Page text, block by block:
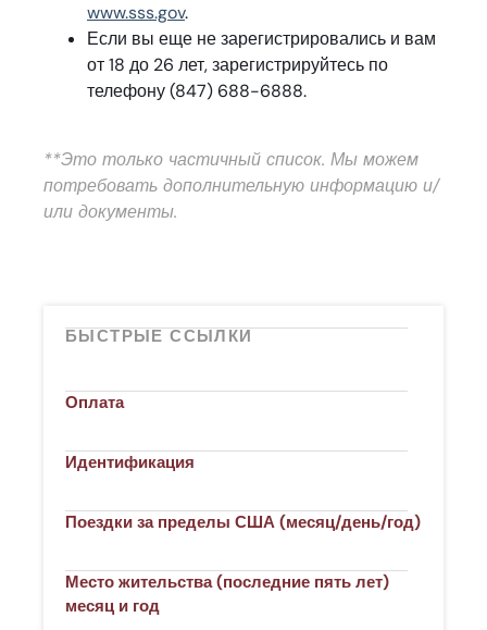
www.sss.gov.
Если вы еще не зарегистрировались и вам
от 18 до 26 лет, зарегистрируйтесь по
телефону (847) 688-6888.
**Это только частичный список. Мы можем
потребовать дополнительную информацию и/
или документы.
БЫСТРЫЕ ССЫЛКИ
Оплата
Идентификация
Поездки за пределы США (месяц/день/год)
Место жительства (последние пять лет)
месяц и год